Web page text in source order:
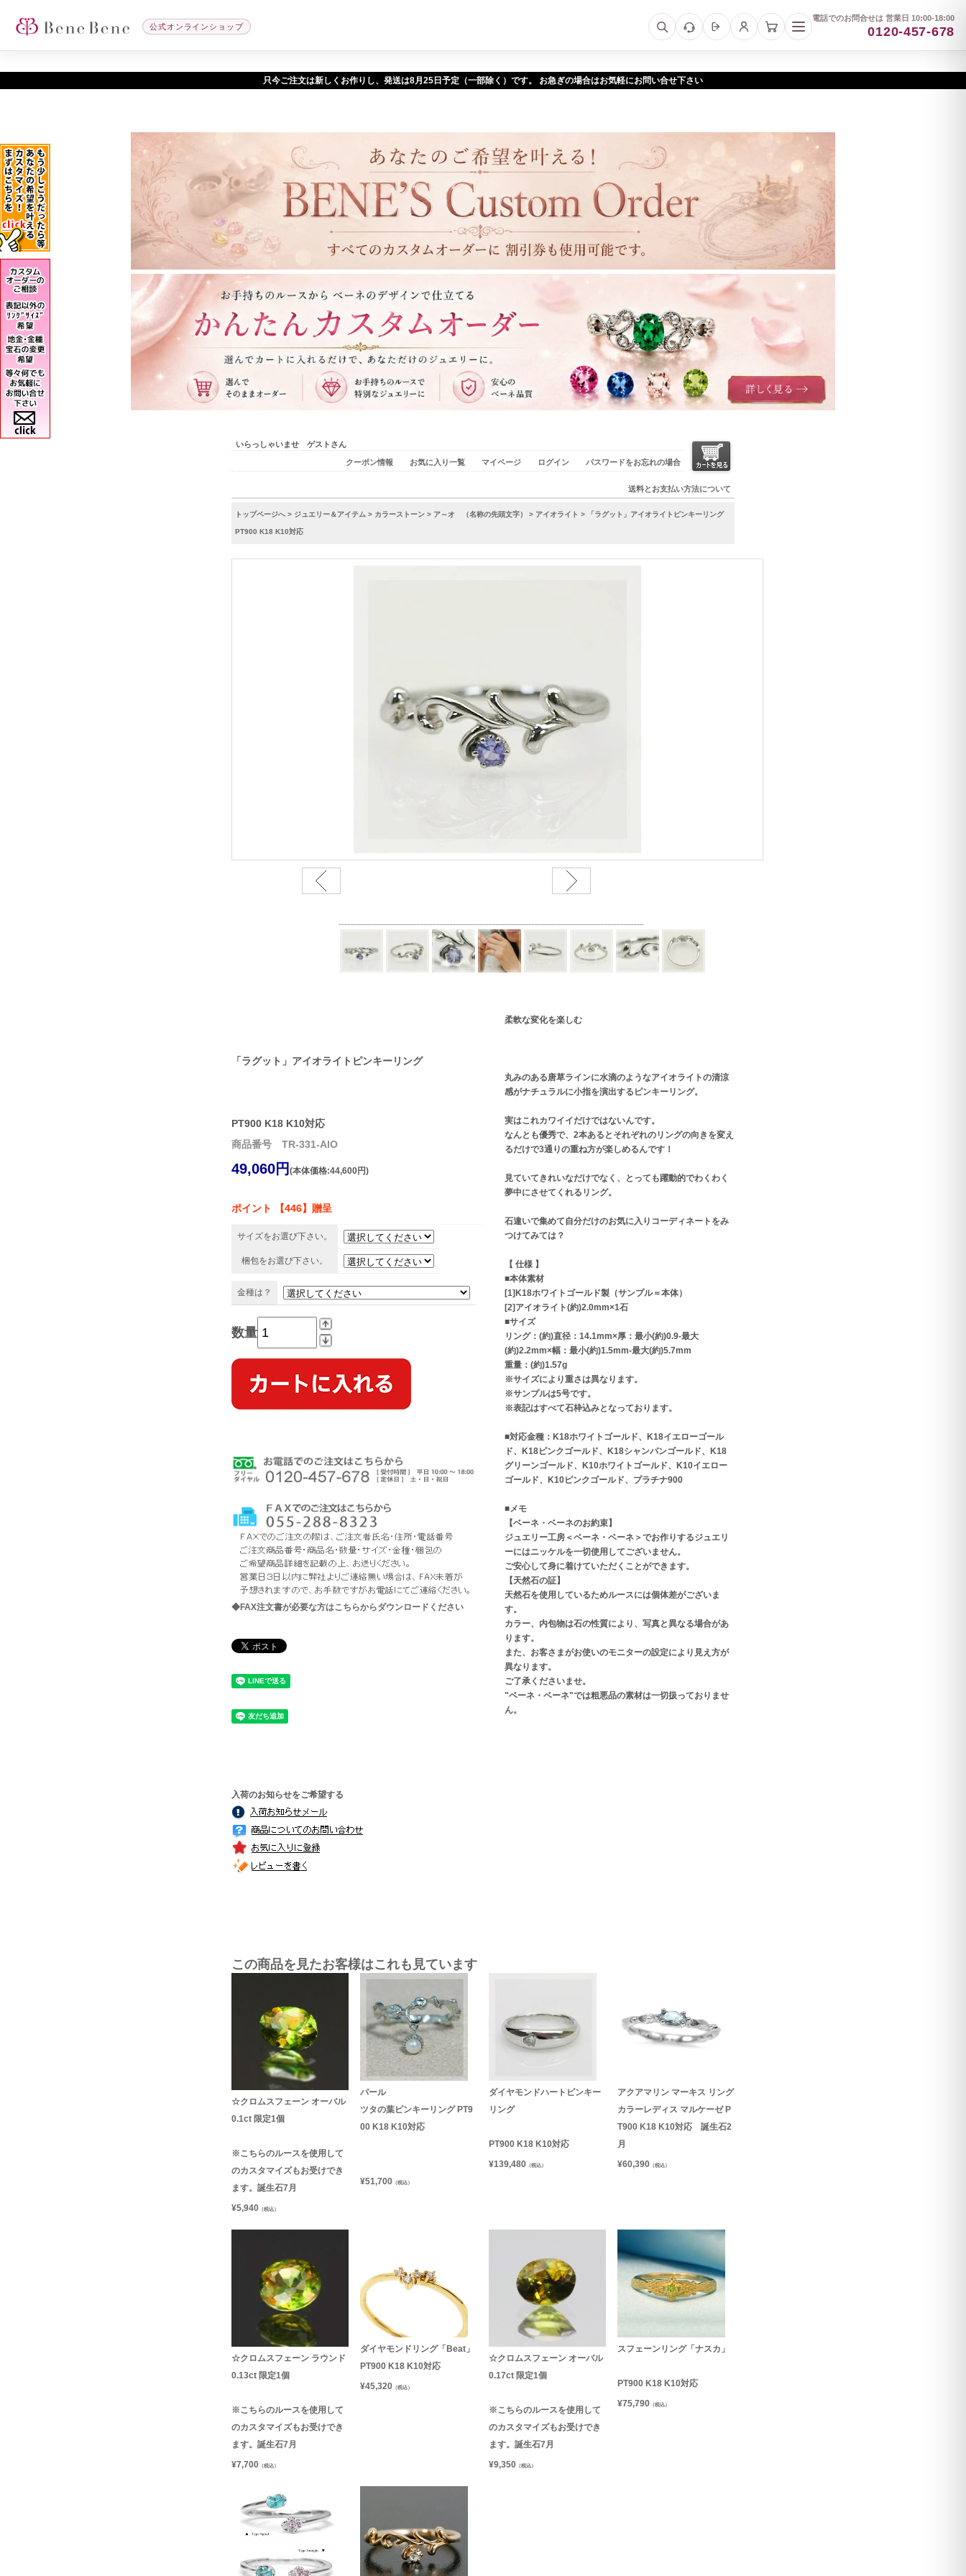
只今ご注文は新しくお作りし、発送は 予定（一部除く）です。 お急ぎの場合はお気軽にお問い合せ下さい
公式オンラインショップ
電話でのお問合せは 営業日 10:00-18:00
0120-457-678
いらっしゃいませ ゲストさん
クーポン情報 お気に入り一覧 マイページ ログイン パスワードをお忘れの場合
送料とお支払い方法について
トップページへ > ジュエリー＆アイテム > カラーストーン > ア～オ （名称の先頭文字） > アイオライト > 「ラグット」アイオライトピンキーリング
PT900 K18 K10対応
柔軟な変化を楽しむ
丸みのある唐草ラインに水滴のようなアイオライトの清涼
感がナチュラルに小指を演出するピンキーリング。
実はこれカワイイだけではないんです。
なんとも優秀で、2本あるとそれぞれのリングの向きを変え
るだけで3通りの重ね方が楽しめるんです！
見ていてきれいなだけでなく、とっても躍動的でわくわく
夢中にさせてくれるリング。
石違いで集めて自分だけのお気に入りコーディネートをみ
つけてみては？
【 仕様 】
■本体素材
[1]K18ホワイトゴールド製（サンプル＝本体）
[2]アイオライト(約)2.0mm×1石
■サイズ
リング：(約)直径：14.1mm×厚：最小(約)0.9-最大
(約)2.2mm×幅：最小(約)1.5mm-最大(約)5.7mm
重量：(約)1.57g
※サイズにより重さは異なります。
※サンプルは5号です。
※表記はすべて石枠込みとなっております。
■対応金種：K18ホワイトゴールド、K18イエローゴール
ド、K18ピンクゴールド、K18シャンパンゴールド、K18
グリーンゴールド、K10ホワイトゴールド、K10イエロー
ゴールド、K10ピンクゴールド、プラチナ900
■メモ
【ベーネ・ベーネのお約束】
ジュエリー工房＜ベーネ・ベーネ＞でお作りするジュエリ
ーにはニッケルを一切使用してございません。
ご安心して身に着けていただくことができます。
【天然石の証】
天然石を使用しているためルースには個体差がございま
す。
カラー、内包物は石の性質により、写真と異なる場合があ
ります。
また、お客さまがお使いのモニターの設定により見え方が
異なります。
ご了承くださいませ。
"ベーネ・ベーネ"では粗悪品の素材は一切扱っておりませ
ん。
「ラグット」アイオライトピンキーリング
PT900 K18 K10対応
商品番号 TR-331-AIO
49,060円 (本体価格:44,600円)
ポイント 【446】贈呈
サイズをお選び下さい。
梱包をお選び下さい。
金種は？
数量
◆FAX注文書が必要な方はこちらからダウンロードください
入荷のお知らせをご希望する
この商品を見たお客様はこれも見ています
☆クロムスフェーン オーバル
0.1ct 限定1個
※こちらのルースを使用して
のカスタマイズもお受けでき
ます。誕生石7月
¥5,940 （税込）
パール
ツタの葉ピンキーリング PT9
00 K18 K10対応
¥51,700 （税込）
ダイヤモンドハートピンキー
リング
PT900 K18 K10対応
¥139,480 （税込）
アクアマリン マーキス リング
カラーレディス マルケーゼ P
T900 K18 K10対応 誕生石2
月
¥60,390 （税込）
☆クロムスフェーン ラウンド
0.13ct 限定1個
※こちらのルースを使用して
のカスタマイズもお受けでき
ます。誕生石7月
¥7,700 （税込）
ダイヤモンドリング「Beat」
PT900 K18 K10対応
¥45,320 （税込）
☆クロムスフェーン オーバル
0.17ct 限定1個
※こちらのルースを使用して
のカスタマイズもお受けでき
ます。誕生石7月
¥9,350 （税込）
スフェーンリング「ナスカ」
PT900 K18 K10対応
¥75,790 （税込）